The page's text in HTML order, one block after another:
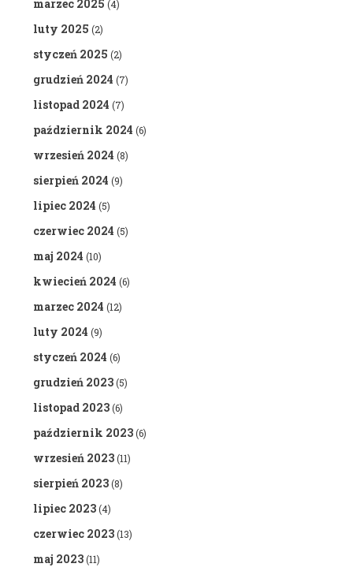
marzec 2025 (4)
luty 2025 (2)
styczeń 2025 (2)
grudzień 2024 (7)
listopad 2024 (7)
październik 2024 (6)
wrzesień 2024 (8)
sierpień 2024 (9)
lipiec 2024 (5)
czerwiec 2024 (5)
maj 2024 (10)
kwiecień 2024 (6)
marzec 2024 (12)
luty 2024 (9)
styczeń 2024 (6)
grudzień 2023(5)
listopad 2023(6)
październik 2023(6)
wrzesień 2023(11)
sierpień 2023(8)
lipiec 2023(4)
czerwiec 2023(13)
maj 2023(11)